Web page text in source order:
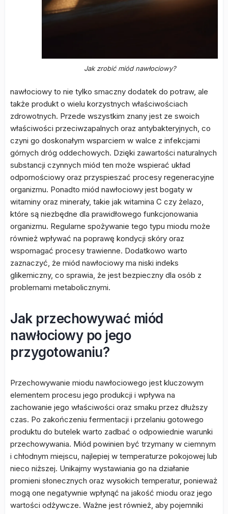
Jak zrobić miód nawłociowy?
nawłociowy to nie tylko smaczny dodatek do potraw, ale
także produkt o wielu korzystnych właściwościach
zdrowotnych. Przede wszystkim znany jest ze swoich
właściwości przeciwzapalnych oraz antybakteryjnych, co
czyni go doskonałym wsparciem w walce z infekcjami
górnych dróg oddechowych. Dzięki zawartości naturalnych
substancji czynnych miód ten może wspierać układ
odpornościowy oraz przyspieszać procesy regeneracyjne
organizmu. Ponadto miód nawłociowy jest bogaty w
witaminy oraz minerały, takie jak witamina C czy żelazo,
które są niezbędne dla prawidłowego funkcjonowania
organizmu. Regularne spożywanie tego typu miodu może
również wpływać na poprawę kondycji skóry oraz
wspomagać procesy trawienne. Dodatkowo warto
zaznaczyć, że miód nawłociowy ma niski indeks
glikemiczny, co sprawia, że jest bezpieczny dla osób z
problemami metabolicznymi.
Jak przechowywać miód
nawłociowy po jego
przygotowaniu?
Przechowywanie miodu nawłociowego jest kluczowym
elementem procesu jego produkcji i wpływa na
zachowanie jego właściwości oraz smaku przez dłuższy
czas. Po zakończeniu fermentacji i przelaniu gotowego
produktu do butelek warto zadbać o odpowiednie warunki
przechowywania. Miód powinien być trzymany w ciemnym
i chłodnym miejscu, najlepiej w temperaturze pokojowej lub
nieco niższej. Unikajmy wystawiania go na działanie
promieni słonecznych oraz wysokich temperatur, ponieważ
mogą one negatywnie wpłynąć na jakość miodu oraz jego
wartości odżywcze. Ważne jest również, aby pojemniki